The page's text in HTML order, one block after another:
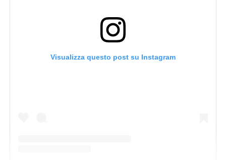
Visualizza questo post su Instagram